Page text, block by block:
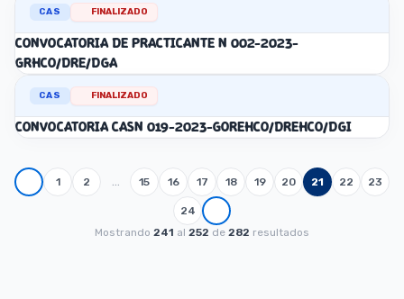
CAS FINALIZADO
CONVOCATORIA DE PRACTICANTE N 002-2023-
GRHCO/DRE/DGA
CAS FINALIZADO
CONVOCATORIA CASN 019-2023-GOREHCO/DREHCO/DGI
1 2 … 15 16 17 18 19 20 21 22 23
24
Mostrando 241 al 252 de 282 resultados